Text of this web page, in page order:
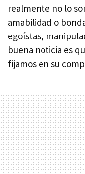
realmente no lo
amabilidad o
egoístas,
buena noticia es
fijamos en su